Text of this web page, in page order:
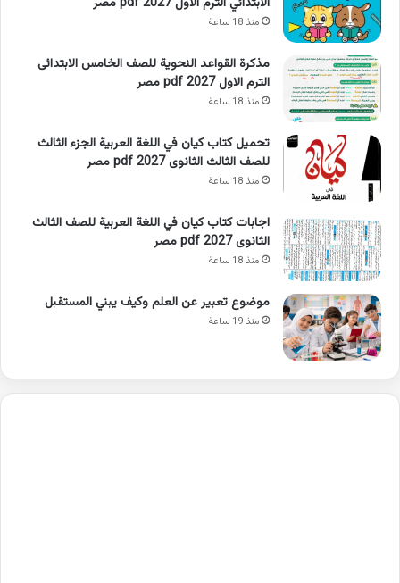
منذ 18 ساعة
مذكرة القواعد النحوية للصف الخامس الابتدائى
الترم الاول 2027 pdf مصر
منذ 18 ساعة
تحميل كتاب كيان في اللغة العربية الجزء الثالث
للصف الثالث الثانوى 2027 pdf مصر
منذ 18 ساعة
اجابات كتاب كيان في اللغة العربية للصف الثالث
الثانوى 2027 pdf مصر
منذ 18 ساعة
موضوع تعبير عن العلم وكيف يبني المستقبل
منذ 19 ساعة